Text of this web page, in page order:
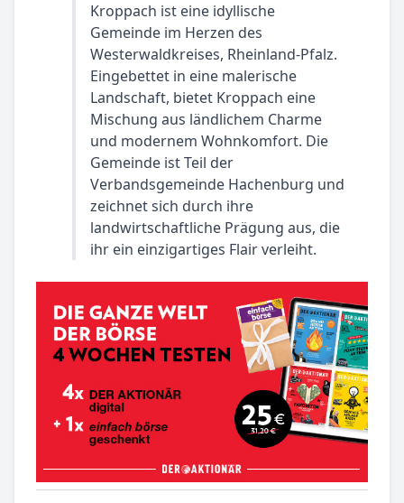
Kroppach ist eine idyllische
Gemeinde im Herzen des
Westerwaldkreises, Rheinland-Pfalz.
Eingebettet in eine malerische
Landschaft, bietet Kroppach eine
Mischung aus ländlichem Charme
und modernem Wohnkomfort. Die
Gemeinde ist Teil der
Verbandsgemeinde Hachenburg und
zeichnet sich durch ihre
landwirtschaftliche Prägung aus, die
ihr ein einzigartiges Flair verleiht.